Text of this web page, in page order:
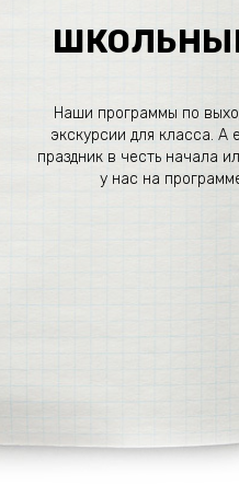
Наши программы по
экскурсии для класса.
праздник в честь начала
у нас на